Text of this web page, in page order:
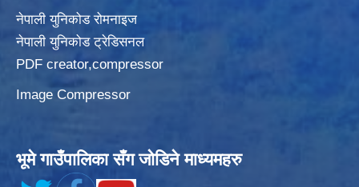
नेपाली युनिकोड रोमनाइज
नेपाली युनिकोड ट्रेडिसनल
PDF creator,compressor
Image Compressor
भूमे गाउँपालिका सँग जोडिने माध्यमहरु